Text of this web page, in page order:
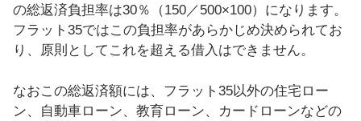
の総返済負担率は30％（150／500×100）になります。
フラット35ではこの負担率があらかじめ決められてお
り、原則としてこれを超える借入はできません。
なおこの総返済額には、フラット35以外の住宅ロー
ン、自動車ローン、教育ローン、カードローンなどの